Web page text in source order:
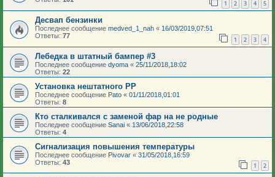
1 2 3 4 5
Десвап бензинки
Последнее сообщение medved_1_nah « 16/03/2019,07:51
Ответы: 77 1 2 3 4
Лебедка в штатный бампер #3
Последнее сообщение dyoma « 25/11/2018,18:02
Ответы: 22
Установка нештатного РР
Последнее сообщение Pato « 01/11/2018,01:01
Ответы: 8
Кто сталкивался с заменой фар на не родные
Последнее сообщение Sanai « 13/06/2018,22:58
Ответы: 4
Сигнализация повышения температуры
Последнее сообщение Pivovar « 31/05/2018,16:59
Ответы: 43 1 2